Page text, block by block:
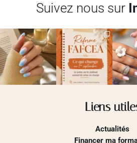
Suivez nous sur
Liens
Actualités
Financer ma